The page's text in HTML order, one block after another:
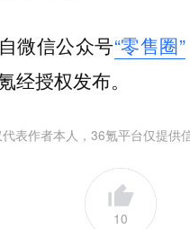
微信公众号“零售圈”
经授权发布。
表作者本人，36氪平台仅提供
10